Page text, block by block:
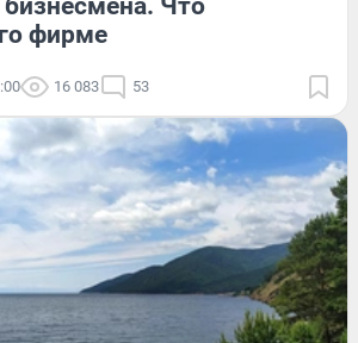
бизнесмена. Что
фирме
16 083 53